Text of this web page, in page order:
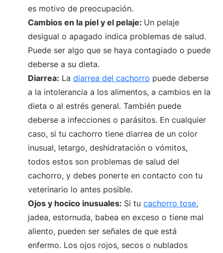
es motivo de preocupación.
Cambios en la piel y el pelaje: Un pelaje
desigual o apagado indica problemas de salud.
Puede ser algo que se haya contagiado o puede
deberse a su dieta.
Diarrea: La diarrea del cachorro puede deberse
a la intolerancia a los alimentos, a cambios en la
dieta o al estrés general. También puede
deberse a infecciones o parásitos. En cualquier
caso, si tu cachorro tiene diarrea de un color
inusual, letargo, deshidratación o vómitos,
todos estos son problemas de salud del
cachorro, y debes ponerte en contacto con tu
veterinario lo antes posible.
Ojos y hocico inusuales: Si tu cachorro tose,
jadea, estornuda, babea en exceso o tiene mal
aliento, pueden ser señales de que está
enfermo. Los ojos rojos, secos o nublados